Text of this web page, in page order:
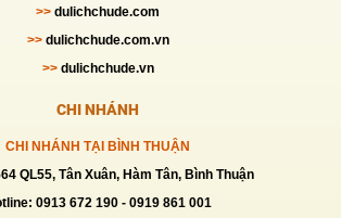
>> dulichchude.com
>> dulichchude.com.vn
>> dulichchude.vn
CHI NHÁNH
CHI NHÁNH TẠI BÌNH THUẬN
QL55, Tân Xuân, Hàm Tân, Bình Thuận
0913 672 190 - 0919 861 001